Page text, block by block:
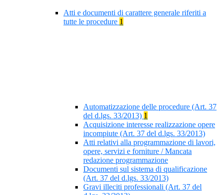
Atti e documenti di carattere generale riferiti a
tutte le procedure 1
Automatizzazione delle procedure (Art. 37
del d.lgs. 33/2013) 1
Acquisizione interesse realizzazione opere
incompiute (Art. 37 del d.lgs. 33/2013)
Atti relativi alla programmazione di lavori,
opere, servizi e forniture / Mancata
redazione programmazione
Documenti sul sistema di qualificazione
(Art. 37 del d.lgs. 33/2013)
Gravi illeciti professionali (Art. 37 del